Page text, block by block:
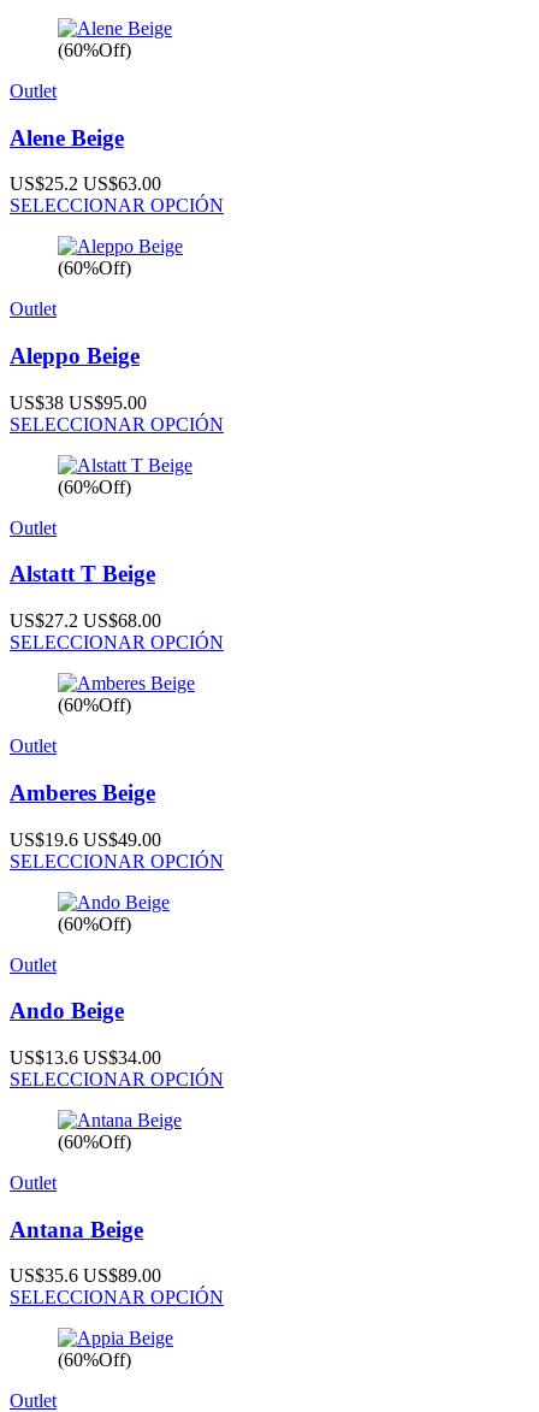
(60%Off)
Outlet
Alene Beige
US$25.2 US$63.00
SELECCIONAR OPCIÓN
(60%Off)
Outlet
Aleppo Beige
US$38 US$95.00
SELECCIONAR OPCIÓN
(60%Off)
Outlet
Alstatt T Beige
US$27.2 US$68.00
SELECCIONAR OPCIÓN
(60%Off)
Outlet
Amberes Beige
US$19.6 US$49.00
SELECCIONAR OPCIÓN
(60%Off)
Outlet
Ando Beige
US$13.6 US$34.00
SELECCIONAR OPCIÓN
(60%Off)
Outlet
Antana Beige
US$35.6 US$89.00
SELECCIONAR OPCIÓN
(60%Off)
Outlet